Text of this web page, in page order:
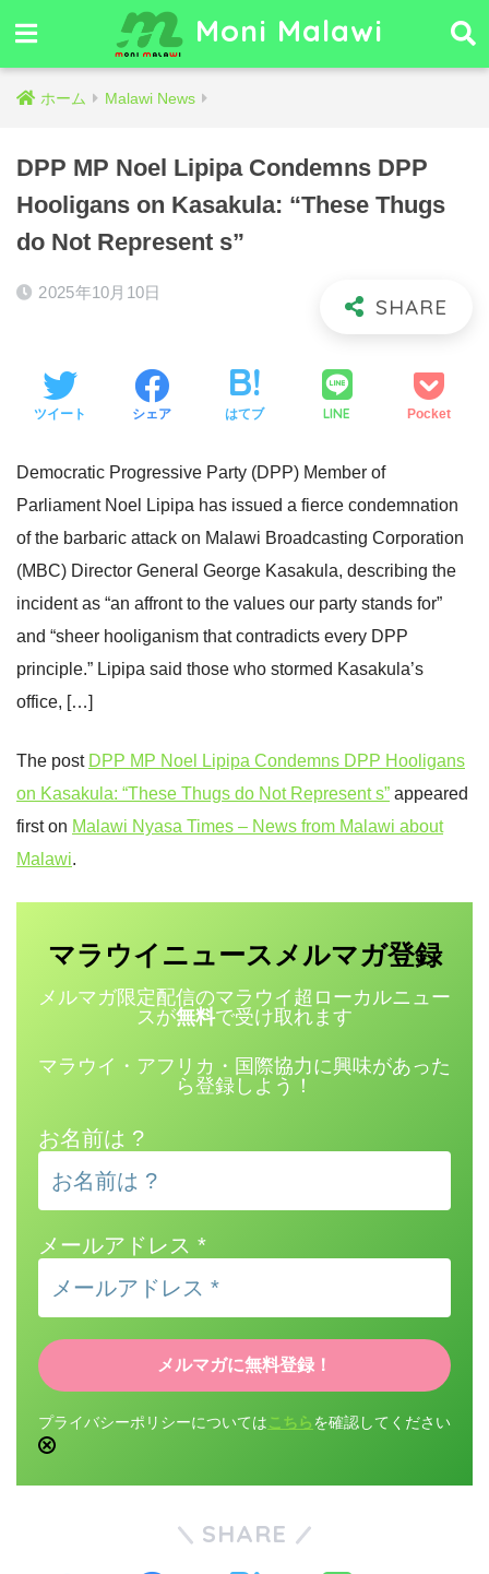
Moni Malawi
ホーム Malawi News
DPP MP Noel Lipipa Condemns DPP
Hooligans on Kasakula: “These Thugs
do Not Represent s”
2025年10月10日
ツイート シェア はてブ LINE Pocket
Democratic Progressive Party (DPP) Member of
Parliament Noel Lipipa has issued a fierce condemnation
of the barbaric attack on Malawi Broadcasting Corporation
(MBC) Director General George Kasakula, describing the
incident as “an affront to the values our party stands for”
and “sheer hooliganism that contradicts every DPP
principle.” Lipipa said those who stormed Kasakula’s
office, […]
The post DPP MP Noel Lipipa Condemns DPP Hooligans
on Kasakula: “These Thugs do Not Represent s” appeared
first on Malawi Nyasa Times – News from Malawi about
Malawi.
マラウイニュース メルマガ登録
メルマガ限定配信のマラウイ超ローカルニュー
スが無料で受け取れます
マラウイ・アフリカ・国際協力に興味があった
ら登録しよう！
お名前は ?
メールアドレス *
プライバシーポリシーについては こちら を確認してください
SHARE